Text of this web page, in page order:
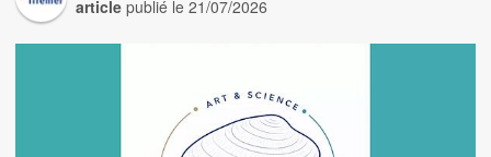
article publié le21/07/2026